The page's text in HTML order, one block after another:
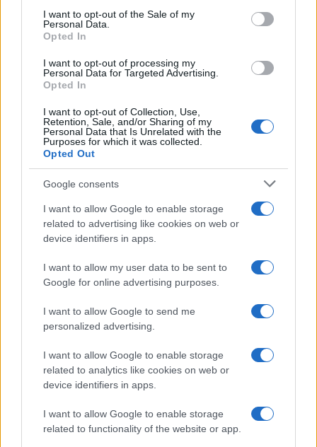
I want to opt-out of the Sale of my
Personal Data.
Opted In
I want to opt-out of processing my
Personal Data for Targeted Advertising.
Opted In
I want to opt-out of Collection, Use,
Retention, Sale, and/or Sharing of my
Personal Data that Is Unrelated with the
Purposes for which it was collected.
Opted Out
Google consents
I want to allow Google to enable storage
related to advertising like cookies on web or
device identifiers in apps.
I want to allow my user data to be sent to
Google for online advertising purposes.
I want to allow Google to send me
personalized advertising.
I want to allow Google to enable storage
related to analytics like cookies on web or
device identifiers in apps.
I want to allow Google to enable storage
related to functionality of the website or app.
Ecco il racconto di Bonelli:
“In relazione al fermo di Carla Zambelli preciso
quanto segue. Ieri alle ore 18.40 ho ricevuto
un’informazione con l’indirizzo diCarla Zambelli,
ricercata dalla giustizia brasiliana e su cui pendeva
informato la Polizia di Stato, nella persona del
Questore di Roma, comunicando l’indirizzo della
Zambelli. Alle ore 21 la Polizia ha individuato e
identificato Carla Zambelli proprio in
quell’appartamento, in zona Aurelio a Roma. Questi
sono i fatti. Come è noto Carla Zambelli è stata
condannata a dieci anni per
e per aver costruito un falso mandato di
arresto nei confronti di un giudice federale. È inoltre